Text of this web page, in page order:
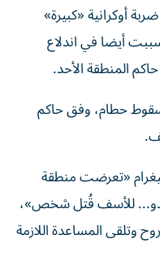
أوكرانية «كبيرة»
أيضا في اندلاع
المنطقة الأحد.
حطام، وفق حاكم
«تعرضت منطقة
للأسف قُتل شخص»،
المساعدة اللازمة